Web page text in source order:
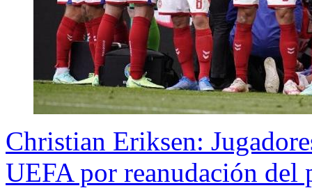
Christian Eriksen:
UEFA por reanudación del